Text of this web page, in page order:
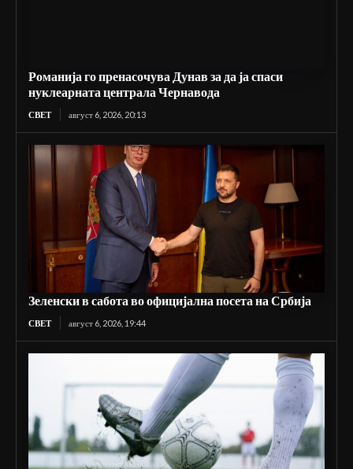
Романија го пренасочува Дунав за да ја спаси
нуклеарната централа Чернавода
СВЕТ август 6, 2026, 20:13
Зеленски в сабота во официјална посета на Србија
СВЕТ август 6, 2026, 19:44